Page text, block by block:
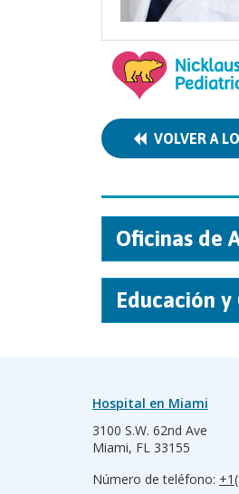
VOLVER A
Oficinas de
Educación
Hospital en Miami
3100 S.W. 62nd Ave
Miami, FL 33155
Número de teléfono: